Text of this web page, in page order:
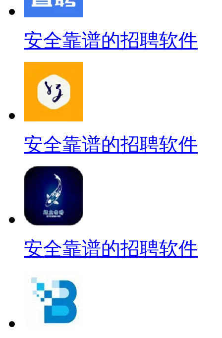
安全靠谱的招聘软件
安全靠谱的招聘软件
安全靠谱的招聘软件